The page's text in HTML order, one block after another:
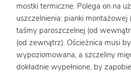
mostki termiczne. Polega on na
uszczelnienia: pianki
taśmy paroszczelnej (od
(od zewnątrz). Ościeżnica musi
wypoziomowana, a szczeliny
dokładnie wypełnione, by